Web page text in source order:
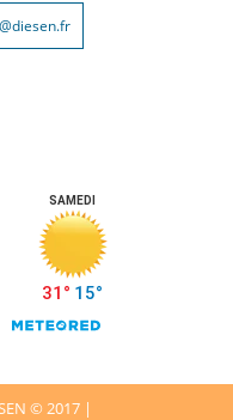
© 2017 |